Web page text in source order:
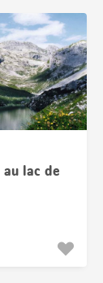
lac de